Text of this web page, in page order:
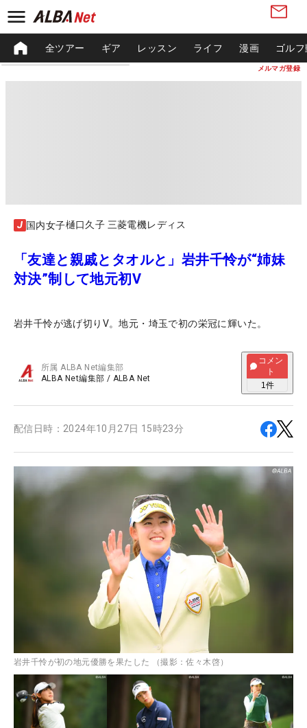
メルマガ登録
全ツアー ギア レッスン ライフ 漫画 ゴル
国内女子樋口久子 三菱電機レディス
「友達と親戚とタオルと」岩井千怜が“姉妹
対決”制して地元初V
岩井千怜が逃げ切りV。地元・埼玉で初の栄冠に輝いた。
所属ALBA Net編集部
ALBA Net編集部 / ALBA Net
コメン
ト
1件
配信日時： 2024年10月27日 15時23分
岩井千怜が初の地元優勝を果たした （撮影：佐々木啓）